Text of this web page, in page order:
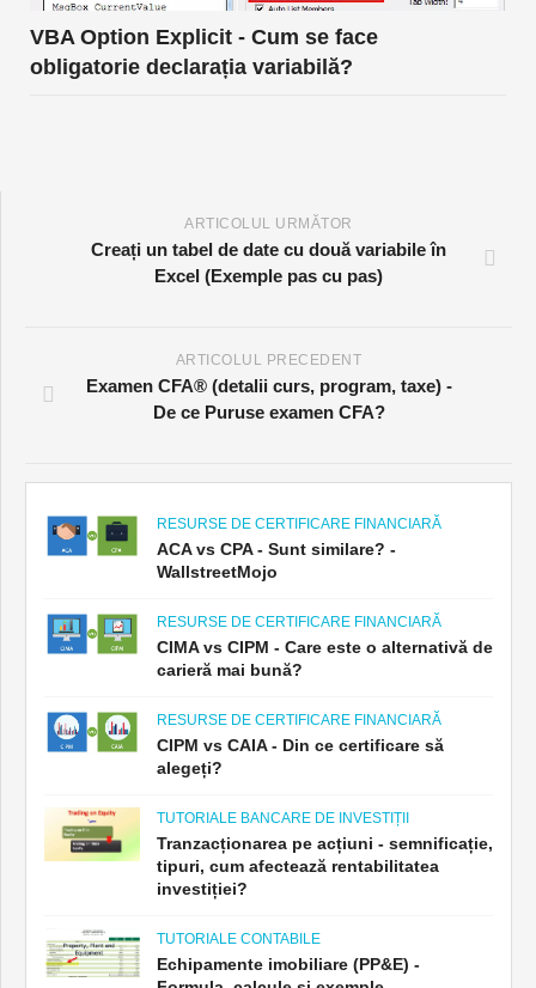
VBA Option Explicit - Cum se face
obligatorie declarația variabilă?
ARTICOLUL URMĂTOR
Creați un tabel de date cu două variabile în
Excel (Exemple pas cu pas)
ARTICOLUL PRECEDENT
Examen CFA® (detalii curs, program, taxe) -
De ce Puruse examen CFA?
RESURSE DE CERTIFICARE FINANCIARĂ
ACA vs CPA - Sunt similare? -
WallstreetMojo
RESURSE DE CERTIFICARE FINANCIARĂ
CIMA vs CIPM - Care este o alternativă de
carieră mai bună?
RESURSE DE CERTIFICARE FINANCIARĂ
CIPM vs CAIA - Din ce certificare să
alegeți?
TUTORIALE BANCARE DE INVESTIȚII
Tranzacționarea pe acțiuni - semnificație,
tipuri, cum afectează rentabilitatea
investiției?
TUTORIALE CONTABILE
Echipamente imobiliare (PP&E) -